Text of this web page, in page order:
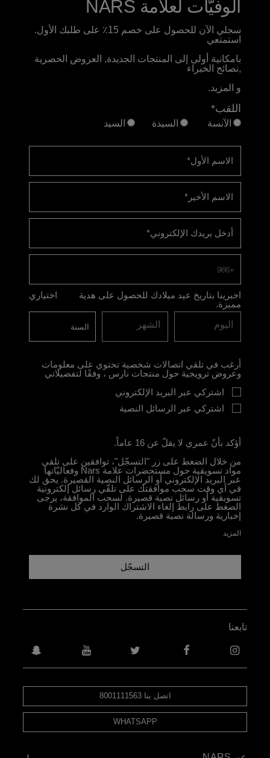
الوفيّات لعلامة NARS
سجلي الآن للحصول على خصم 15٪ على طلبك الأول.
استمتعي
بامكانية أولى إلى المنتجات الجديدة, العروض الحصرية
,نصائح الخبراء
و المزيد.
اللقب*
الآنسة السيدة السيد
الاسم الأول*
الاسم الأخير *
أدخل بريدك الإلكتروني*
+966
اخبرينا بتاريخ عيد ميلادك للحصول على هدية
مميزة.
اختياري
اليوم الشهر
أرغب في تلقي اتصالات شخصية تحتوي على معلومات
وعروض ترويجية حول منتجات نارس ، وفقًا لتفضيلاتي
اشتركي عبر البريد الإلكتروني
اشتركي عبر الرسائل النصية
أؤكد بأنّ عمري لا يقلّ عن 16 عاماً.
من خلال الضغط على زر "التسجّل"، توافقين على تلقي
مواد تسويقية حول مستحضرات علامة Nars وفعاليّاتها
عبر البريد الإلكتروني أو الرسائل النصية القصيرة. يحق لك
في أي وقت سحب موافقتك على تلقّي رسائل إلكترونية
تسويقية أو رسائل نصية قصيرة. لسحب الموافقة، يرجى
الضغط على رابط إلغاء الاشتراك الوارد في كل نشرة
إخبارية ورسالة نصية قصيرة.
المزيد
التسجّل
اتصل بنا 8001111563
WHATSAPP
تابعنا